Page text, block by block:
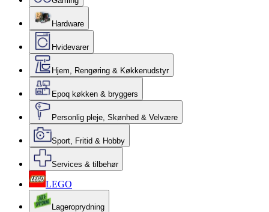
Hardware
Hvidevarer
Hjem, Rengøring & Køkkenudstyr
Epoq køkken & bryggers
Personlig pleje, Skønhed & Velvære
Sport, Fritid & Hobby
Services & tilbehør
LEGO
Lageroprydning